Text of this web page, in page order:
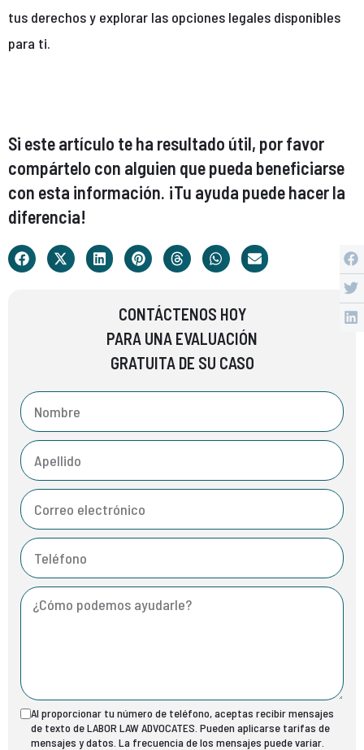
tus derechos y explorar las opciones legales disponibles
para ti.
Si este artículo te ha resultado útil, por favor
compártelo con alguien que pueda beneficiarse
con esta información. ¡Tu ayuda puede hacer la
diferencia!
CONTÁCTENOS HOY
PARA UNA EVALUACIÓN
GRATUITA DE SU CASO
Al proporcionar tu número de teléfono, aceptas recibir mensajes
de texto de LABOR LAW ADVOCATES. Pueden aplicarse tarifas de
mensajes y datos. La frecuencia de los mensajes puede variar.